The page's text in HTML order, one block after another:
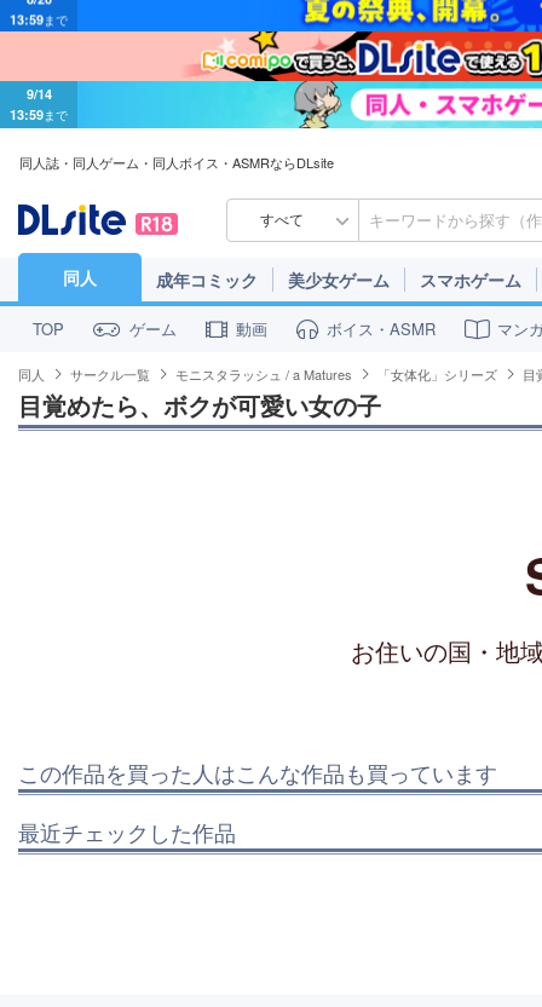
13:59まで
同人誌・同人ゲーム・同人ボイス・ASMRならDLsite
すべて
同人 成年コミック 美少女ゲーム スマホゲーム
TOP ゲーム 動画 ボイス・ASMR マン
同人 サークル一覧 モニスタラッシュ / a Matures 「女体化」シリーズ 目
目覚めたら、ボクが可愛い女の子
お住いの国・地
この作品を買った人はこんな作品も買っています
最近チェックした作品